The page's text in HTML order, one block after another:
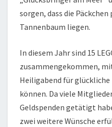
sorgen, dass die
Tannenbaum liegen.
In diesem Jahr sind 15
zusammengekommen,
Heiligabend für
können. Da viele
Geldspenden getätigt
zwei weitere Wünsche